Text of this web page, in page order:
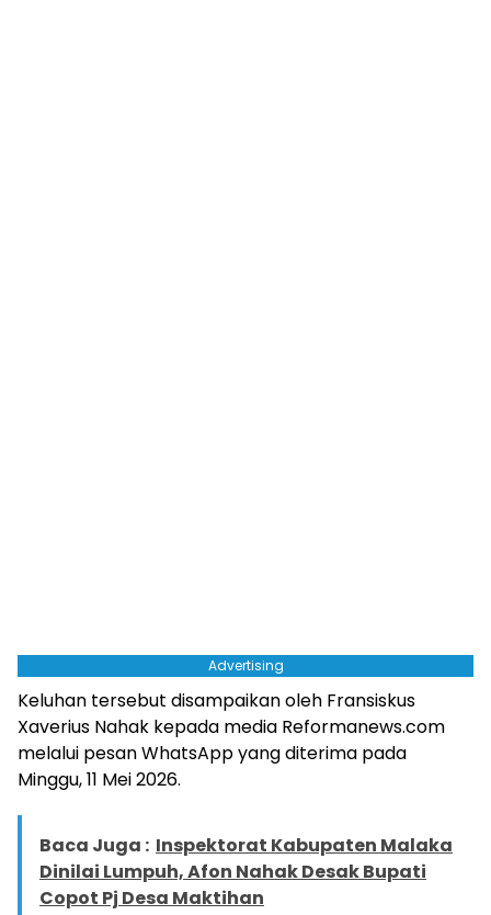
Advertising
Keluhan tersebut disampaikan oleh Fransiskus
Xaverius Nahak kepada media Reformanews.com
melalui pesan WhatsApp yang diterima pada
Minggu, 11 Mei 2026.
Baca Juga : Inspektorat Kabupaten Malaka
Dinilai Lumpuh, Afon Nahak Desak Bupati
Copot Pj Desa Maktihan